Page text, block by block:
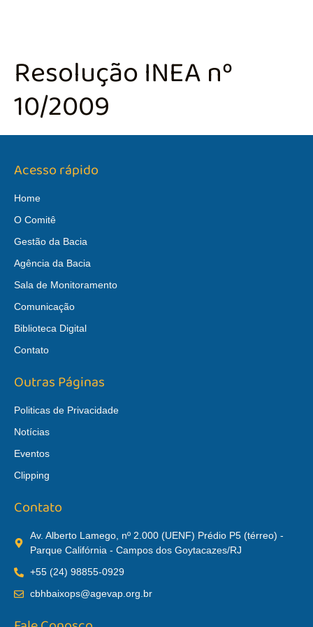
Resolução INEA nº
10/2009
Acesso rápido
Home
O Comitê
Gestão da Bacia
Agência da Bacia
Sala de Monitoramento
Comunicação
Biblioteca Digital
Contato
Outras Páginas
Politicas de Privacidade
Notícias
Eventos
Clipping
Contato
Av. Alberto Lamego, nº 2.000 (UENF) Prédio P5 (térreo) -
Parque Califórnia - Campos dos Goytacazes/RJ
+55 (24) 98855-0929
cbhbaixops@agevap.org.br